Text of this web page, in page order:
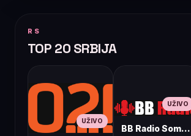
RS
TOP 20 SRBIJA
UŽIVO
UŽIVO
BB Radio Sombor